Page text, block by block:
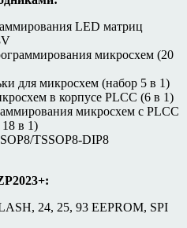
LED матриц
микросхем (20
для микросхем (набор 5 в 1)
в корпусе PLCC (6 в 1)
микросхем с PLCC
в 1)
TSSOP8-DIP8
:
24, 25, 93 EEPROM, SPI